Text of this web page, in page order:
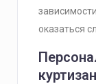
оказаться